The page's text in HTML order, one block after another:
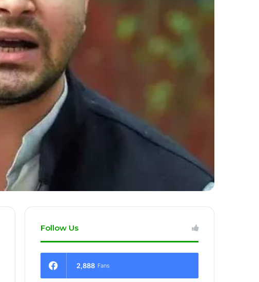
Follow Us
2,888 Fans